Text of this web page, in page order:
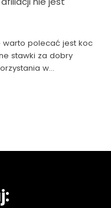
warto polecać jest koc
stawki za dobry
w…